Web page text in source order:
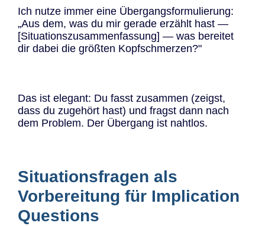
Ich nutze immer eine Übergangsformulierung:
„Aus dem, was du mir gerade erzählt hast —
[Situationszusammenfassung] — was bereitet
dir dabei die größten Kopfschmerzen?"
Das ist elegant: Du fasst zusammen (zeigst,
dass du zugehört hast) und fragst dann nach
dem Problem. Der Übergang ist nahtlos.
Situationsfragen als
Vorbereitung für Implication
Questions